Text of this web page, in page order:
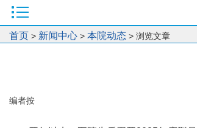
首页 > 新闻中心 > 本院动态 > 浏览文章
编者按